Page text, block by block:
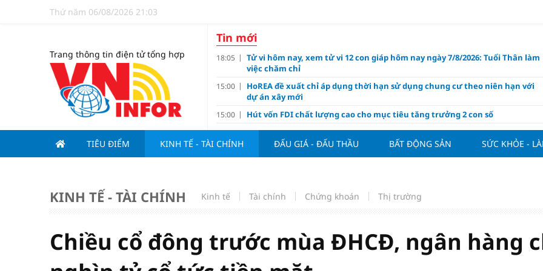
Thứ năm 06/08/2026 21:03
Trang thông tin điện tử tổng hợp
Tin mới
18:05
Tử vi hôm nay, xem tử vi 12 con giáp hôm nay ngày 7/8/2026: Tuổi Thân làm
việc chăm chỉ
15:00
HoREA đề xuất chỉ áp dụng thời hạn sử dụng chung cư theo niên hạn với
dự án xây mới
15:00 Hút vốn FDI chất lượng cao cho mục tiêu tăng trưởng 2 con số
13:15 Động lực nào để Việt Nam hiện thực hóa mục tiêu tăng trưởng 10%?
13:00 Nghiên cứu tính tiền gửi Kho bạc vào nguồn vốn huy động của ngân hàng
10:10 Giá vàng hôm nay 6/8: "Nhảy vọt" sau một đêm
nảy lửa của Hoàng Hên
09:15 Đề xuất đưa kim cương vào ngành nghề kinh doanh có điều kiện như vàng
TIÊU ĐIỂM KINH TẾ - TÀI CHÍNH ĐẤU GIÁ - ĐẤU THẦU BẤT ĐỘNG SẢN SỨC KHỎE -
KINH TẾ - TÀI CHÍNH Kinh tế Tài chính Chứng khoán Thị trường
Chiều cổ đông trước mùa ĐHCĐ, ngân hàng